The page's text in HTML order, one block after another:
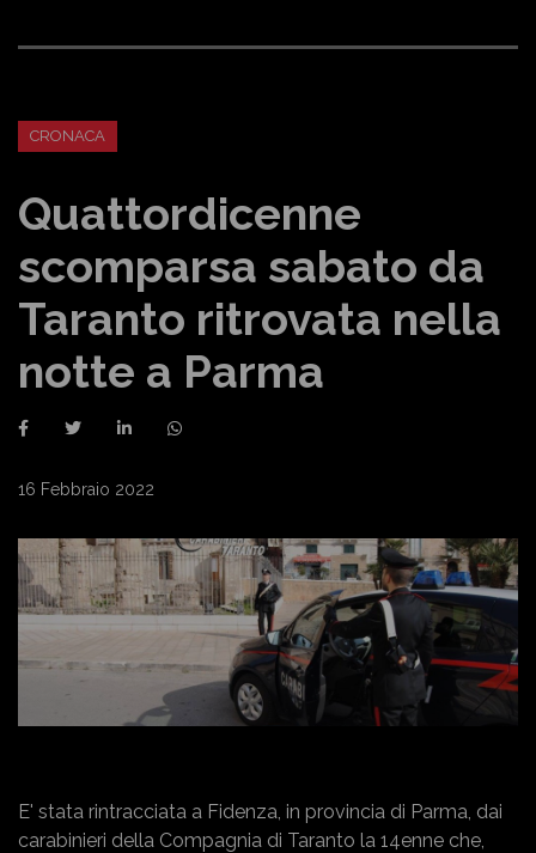
CRONACA
Quattordicenne
scomparsa sabato da
Taranto ritrovata nella
notte a Parma
16 Febbraio 2022
E' stata rintracciata a Fidenza, in provincia di Parma, dai
carabinieri della Compagnia di Taranto la 14enne che,